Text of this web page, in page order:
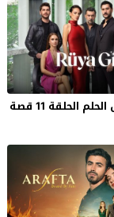
مسلسل مثل الحلم الحلقة 11 قصة